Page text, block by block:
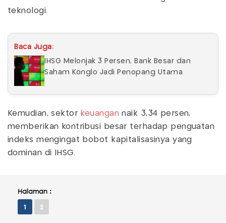
teknologi.
Baca Juga:
IHSG Melonjak 3 Persen, Bank Besar dan
Saham Konglo Jadi Penopang Utama
Kemudian, sektor keuangan naik 3,34 persen,
memberikan kontribusi besar terhadap penguatan
indeks mengingat bobot kapitalisasinya yang
dominan di IHSG.
Halaman :
1 2